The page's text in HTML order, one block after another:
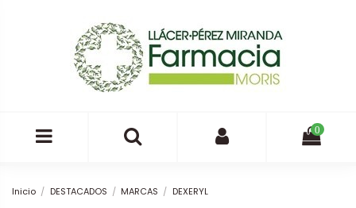
0
Inicio DESTACADOS MARCAS DEXERYL